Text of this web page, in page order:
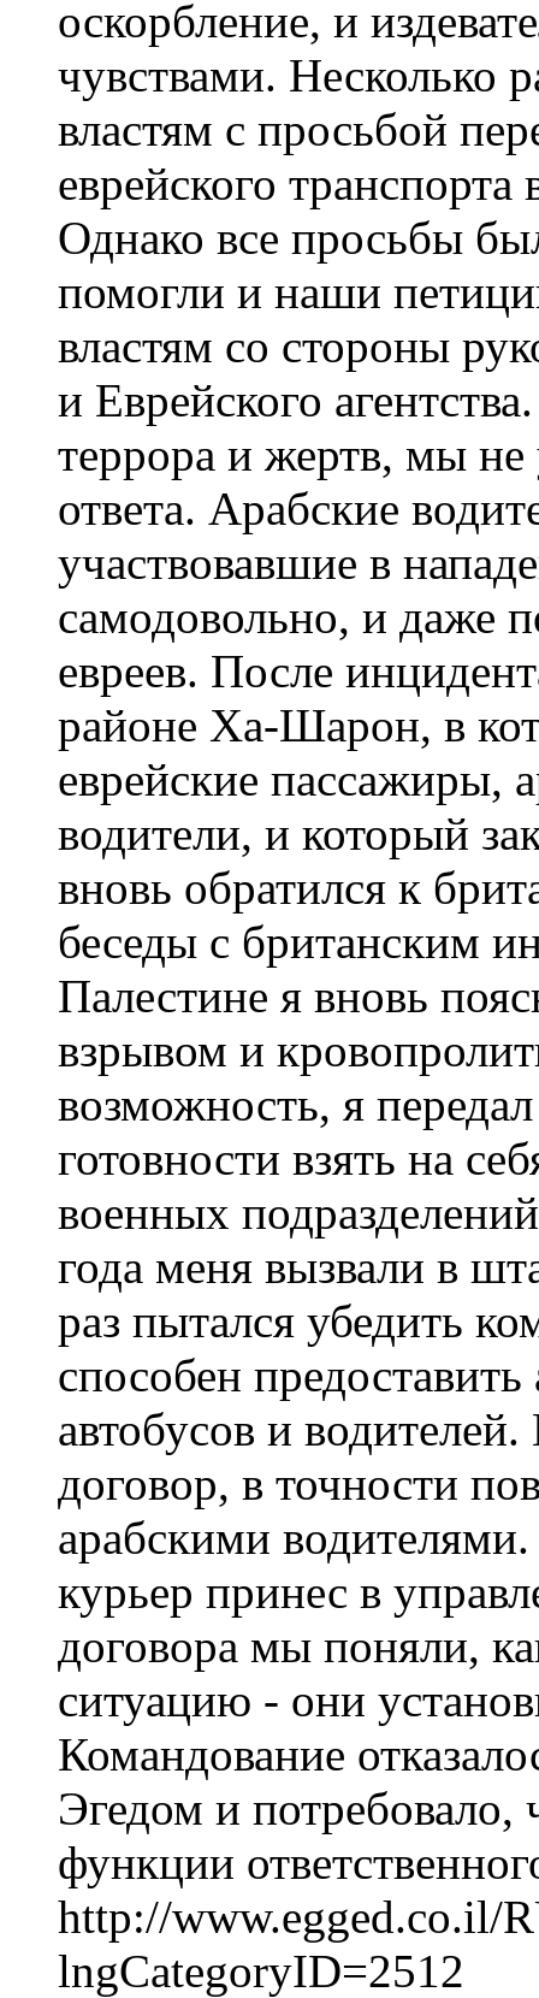
оскорбление, и
чувствами. Несколько
властям с просьбой
еврейского
Однако все просьбы
помогли и наши
властям со стороны
и Еврейского
террора и жертв, мы не
ответа. Арабские
участвовавшие в
самодовольно, и даже
евреев. После
районе Ха-Шарон, в
еврейские пассажиры,
водители, и который
вновь обратился к
беседы с британским
Палестине я вновь
взрывом и
возможность, я
готовности взять на
военных
года меня вызвали в
раз пытался убедить
способен
автобусов и
договор, в точности
арабскими
курьер принес в
договора мы поняли,
ситуацию - они
Командование
Эгедом и
функции
http://www.egged.co.il/
lngCategoryID=2512